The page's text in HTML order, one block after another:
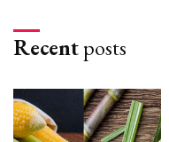
Recentposts